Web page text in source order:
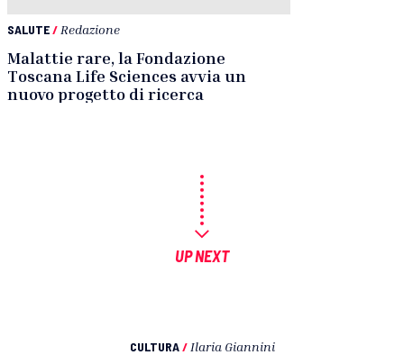
SALUTE/ Redazione
Malattie rare, la Fondazione
Toscana Life Sciences avvia un
nuovo progetto di ricerca
UP NEXT
CULTURA / Ilaria Giannini